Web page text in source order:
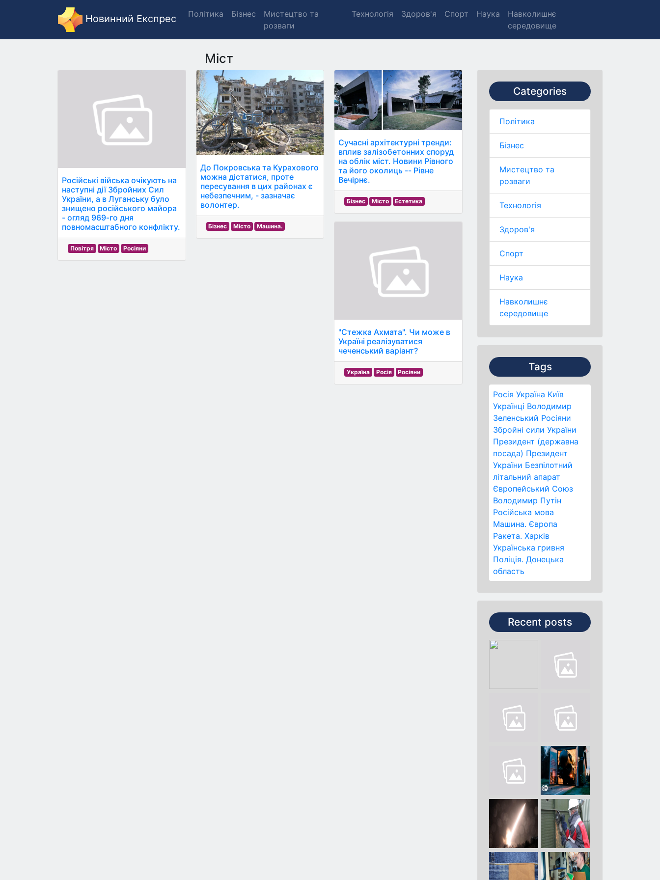
Новинний Експрес Політика Бізнес
Мистецтво та
розваги
Технологія Здоров'я Спорт Наука
Навколишнє
середовище
Міст
Categories
Політика
Бізнес
Мистецтво та
розваги
Технологія
Здоров'я
Спорт
Наука
Навколишнє
середовище
Tags
Росія Україна Київ
Українці Володимир
Зеленський Росіяни
Збройні сили України
Президент (державна
посада) Президент
України Безпілотний
літальний апарат
Європейський Союз
Володимир Путін
Російська мова
Машина. Європа
Ракета. Харків
Українська гривня
Поліція. Донецька
область
Recent posts
Російські війська очікують на
наступні дії Збройних Сил
України, а в Луганську було
знищено російського майора
- огляд 969-го дня
повномасштабного конфлікту.
Повітря Місто Росіяни
До Покровська та Курахового
можна дістатися, проте
пересування в цих районах є
небезпечним, - зазначає
волонтер.
Бізнес Місто Машина.
Сучасні архітектурні тренди:
вплив залізобетонних споруд
на облік міст. Новини Рівного
та його околиць -- Рівне
Вечірнє.
Бізнес Місто Естетика
"Стежка Ахмата". Чи може в
Україні реалізуватися
чеченський варіант?
Україна Росія Росіяни